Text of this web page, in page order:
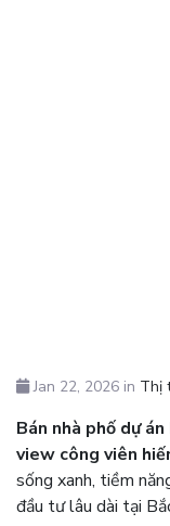
Jan 22, 2026 in Thị
Bán nhà phố dự
view công viên
sống xanh, tiềm
đầu tư lâu dài tại